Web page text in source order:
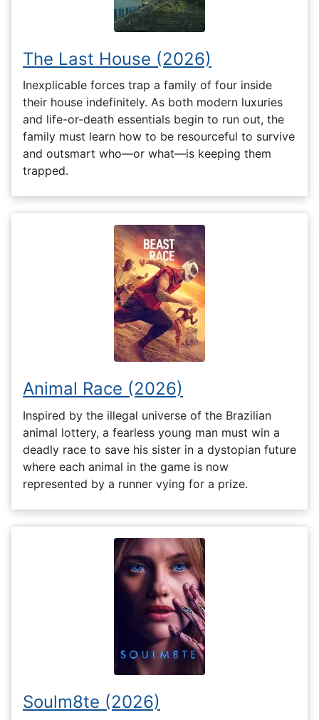
The Last House (2026)
Inexplicable forces trap a family of four inside
their house indefinitely. As both modern luxuries
and life-or-death essentials begin to run out, the
family must learn how to be resourceful to survive
and outsmart who—or what—is keeping them
trapped.
Animal Race (2026)
Inspired by the illegal universe of the Brazilian
animal lottery, a fearless young man must win a
deadly race to save his sister in a dystopian future
where each animal in the game is now
represented by a runner vying for a prize.
Soulm8te (2026)